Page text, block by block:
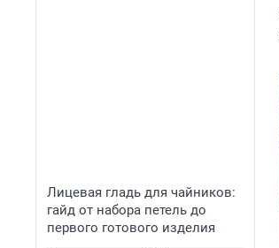
Лицевая гладь для чайников:
гайд от набора петель до
первого готового изделия